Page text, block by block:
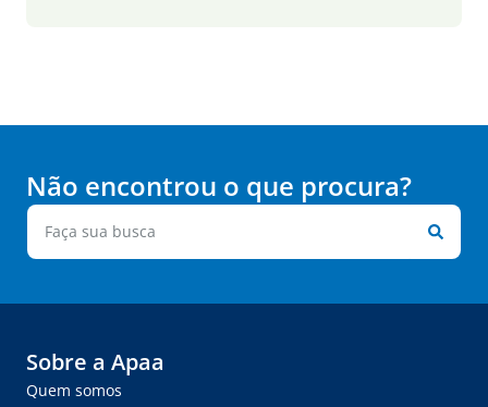
Não encontrou o que procura?
Sobre a Apaa
Quem somos